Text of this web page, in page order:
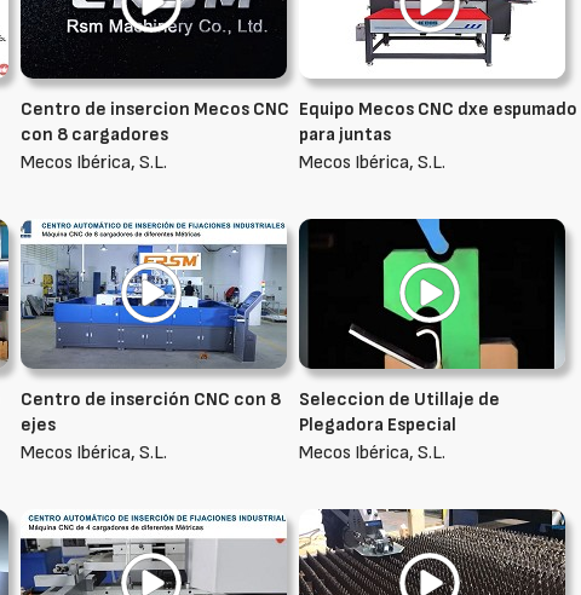
Centro de insercion Mecos CNC
con 8 cargadores
Mecos Ibérica, S.L.
Equipo Mecos CNC dxe espumado
para juntas
Mecos Ibérica, S.L.
Centro de inserción CNC con 8
ejes
Mecos Ibérica, S.L.
Seleccion de Utillaje de
Plegadora Especial
Mecos Ibérica, S.L.